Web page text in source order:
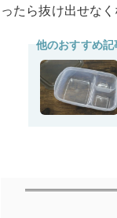
ったら抜け出せな
他のおすすめ記